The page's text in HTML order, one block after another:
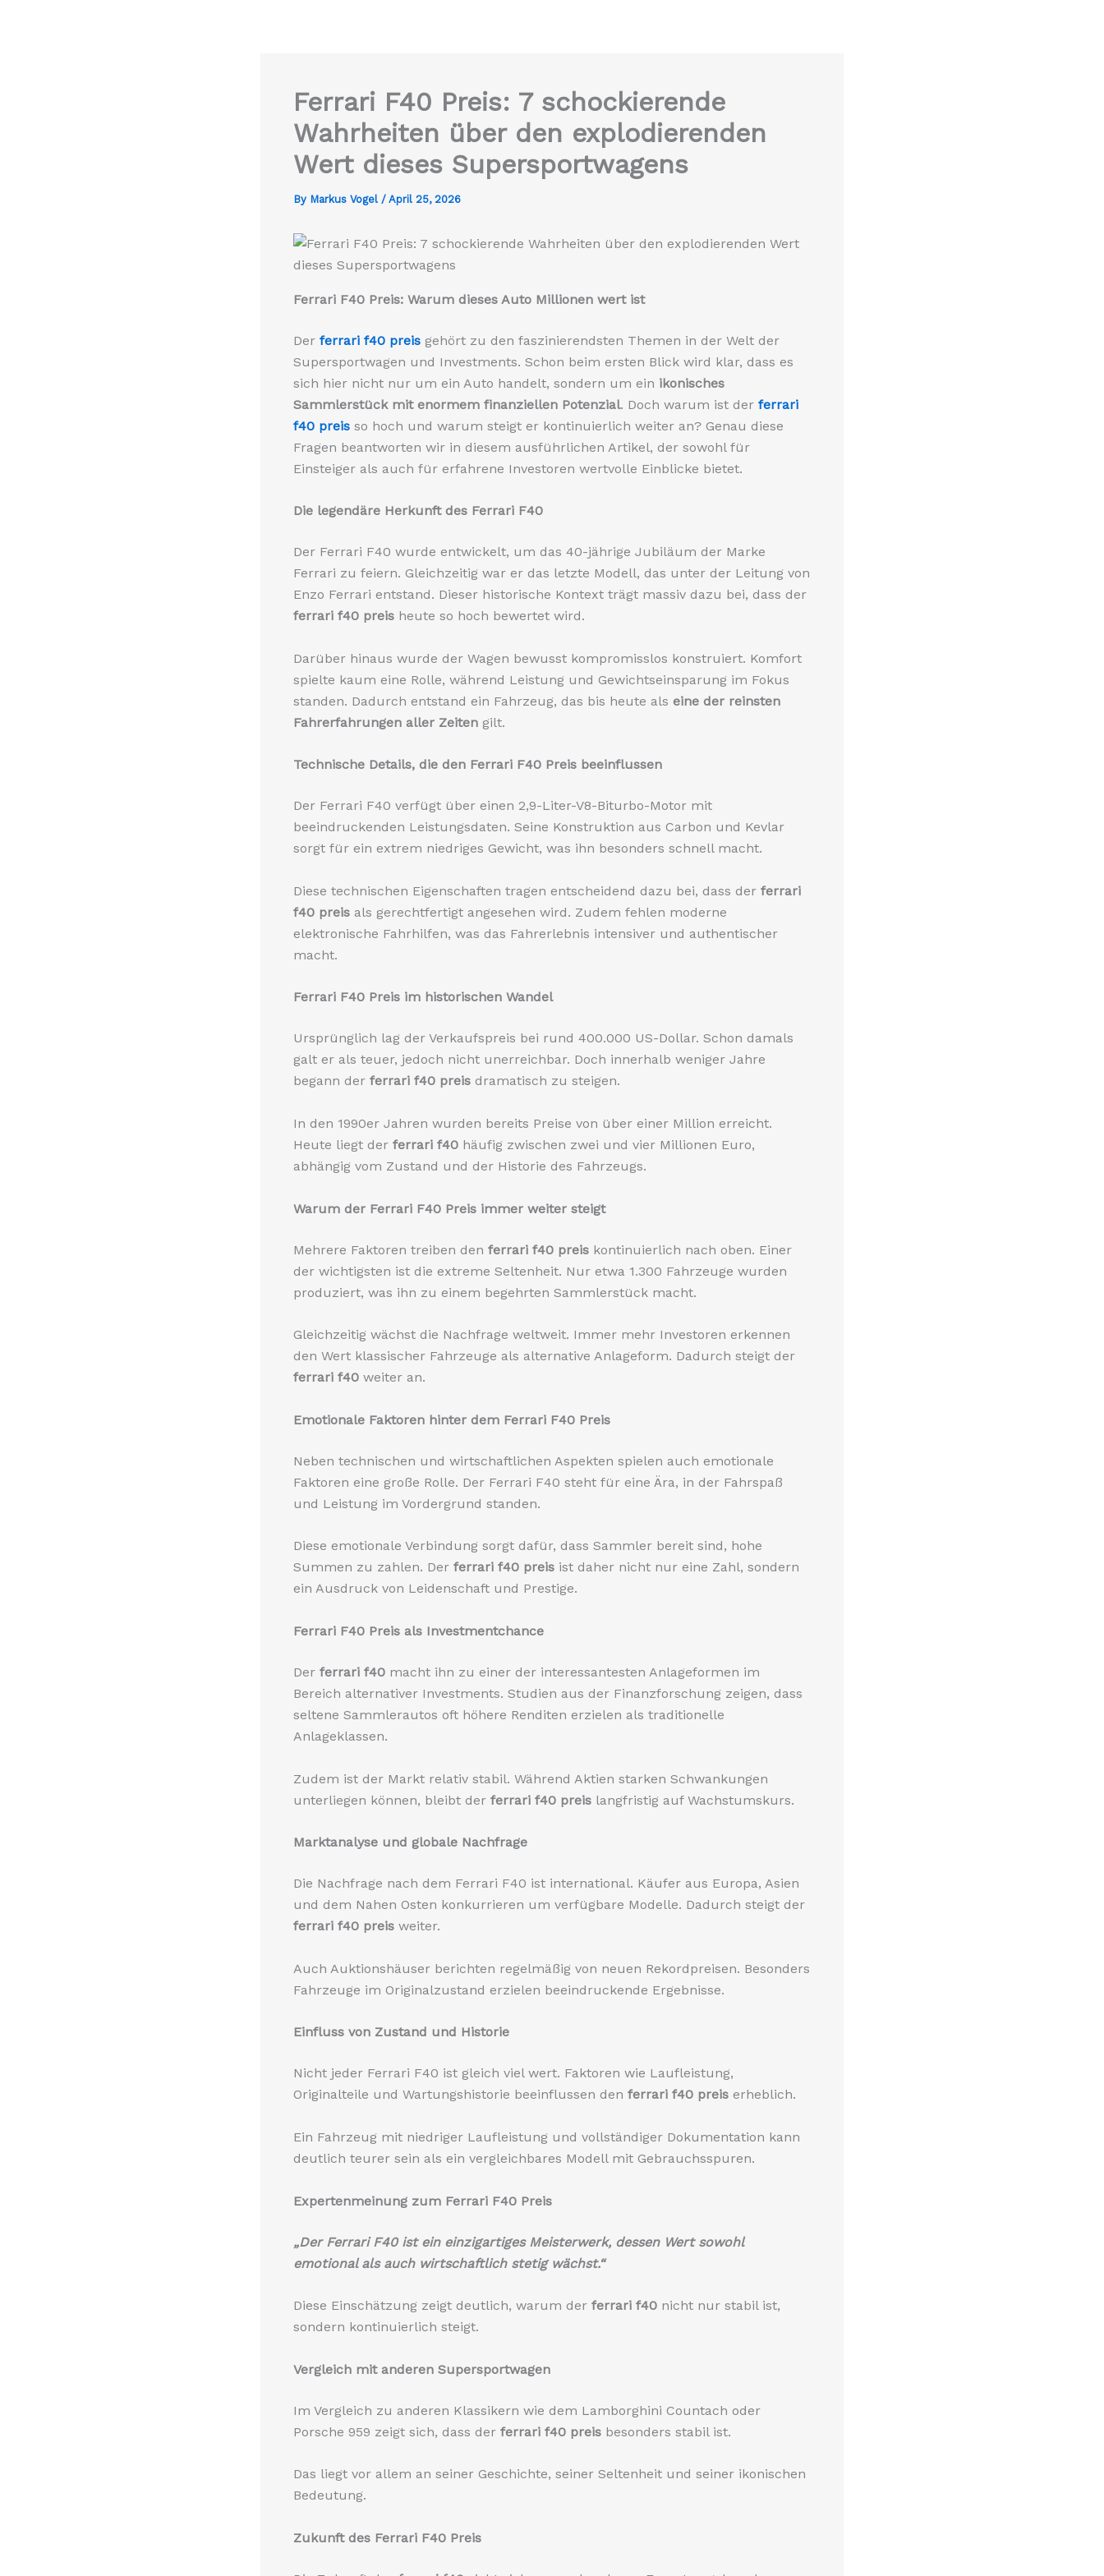
Ferrari F40 Preis: 7 schockierende
Wahrheiten über den explodierenden
Wert dieses Supersportwagens
By Markus Vogel / April 25, 2026
Ferrari F40 Preis: Warum dieses Auto Millionen wert ist
Der ferrari f40 preis gehört zu den faszinierendsten Themen in der Welt der
Supersportwagen und Investments. Schon beim ersten Blick wird klar, dass es
sich hier nicht nur um ein Auto handelt, sondern um ein ikonisches
Sammlerstück mit enormem finanziellen Potenzial. Doch warum ist der ferrari
f40 preis so hoch und warum steigt er kontinuierlich weiter an? Genau diese
Fragen beantworten wir in diesem ausführlichen Artikel, der sowohl für
Einsteiger als auch für erfahrene Investoren wertvolle Einblicke bietet.
Die legendäre Herkunft des Ferrari F40
Der Ferrari F40 wurde entwickelt, um das 40-jährige Jubiläum der Marke
Ferrari zu feiern. Gleichzeitig war er das letzte Modell, das unter der Leitung von
Enzo Ferrari entstand. Dieser historische Kontext trägt massiv dazu bei, dass der
ferrari f40 preis heute so hoch bewertet wird.
Darüber hinaus wurde der Wagen bewusst kompromisslos konstruiert. Komfort
spielte kaum eine Rolle, während Leistung und Gewichtseinsparung im Fokus
standen. Dadurch entstand ein Fahrzeug, das bis heute als eine der reinsten
Fahrerfahrungen aller Zeiten gilt.
Technische Details, die den Ferrari F40 Preis beeinflussen
Der Ferrari F40 verfügt über einen 2,9-Liter-V8-Biturbo-Motor mit
beeindruckenden Leistungsdaten. Seine Konstruktion aus Carbon und Kevlar
sorgt für ein extrem niedriges Gewicht, was ihn besonders schnell macht.
Diese technischen Eigenschaften tragen entscheidend dazu bei, dass der ferrari
f40 preis als gerechtfertigt angesehen wird. Zudem fehlen moderne
elektronische Fahrhilfen, was das Fahrerlebnis intensiver und authentischer
macht.
Ferrari F40 Preis im historischen Wandel
Ursprünglich lag der Verkaufspreis bei rund 400.000 US-Dollar. Schon damals
galt er als teuer, jedoch nicht unerreichbar. Doch innerhalb weniger Jahre
begann der ferrari f40 preis dramatisch zu steigen.
In den 1990er Jahren wurden bereits Preise von über einer Million erreicht.
Heute liegt der ferrari f40 häufig zwischen zwei und vier Millionen Euro,
abhängig vom Zustand und der Historie des Fahrzeugs.
Warum der Ferrari F40 Preis immer weiter steigt
Mehrere Faktoren treiben den ferrari f40 preis kontinuierlich nach oben. Einer
der wichtigsten ist die extreme Seltenheit. Nur etwa 1.300 Fahrzeuge wurden
produziert, was ihn zu einem begehrten Sammlerstück macht.
Gleichzeitig wächst die Nachfrage weltweit. Immer mehr Investoren erkennen
den Wert klassischer Fahrzeuge als alternative Anlageform. Dadurch steigt der
ferrari f40 weiter an.
Emotionale Faktoren hinter dem Ferrari F40 Preis
Neben technischen und wirtschaftlichen Aspekten spielen auch emotionale
Faktoren eine große Rolle. Der Ferrari F40 steht für eine Ära, in der Fahrspaß
und Leistung im Vordergrund standen.
Diese emotionale Verbindung sorgt dafür, dass Sammler bereit sind, hohe
Summen zu zahlen. Der ferrari f40 preis ist daher nicht nur eine Zahl, sondern
ein Ausdruck von Leidenschaft und Prestige.
Ferrari F40 Preis als Investmentchance
Der ferrari f40 macht ihn zu einer der interessantesten Anlageformen im
Bereich alternativer Investments. Studien aus der Finanzforschung zeigen, dass
seltene Sammlerautos oft höhere Renditen erzielen als traditionelle
Anlageklassen.
Zudem ist der Markt relativ stabil. Während Aktien starken Schwankungen
unterliegen können, bleibt der ferrari f40 preis langfristig auf Wachstumskurs.
Marktanalyse und globale Nachfrage
Die Nachfrage nach dem Ferrari F40 ist international. Käufer aus Europa, Asien
und dem Nahen Osten konkurrieren um verfügbare Modelle. Dadurch steigt der
ferrari f40 preis weiter.
Auch Auktionshäuser berichten regelmäßig von neuen Rekordpreisen. Besonders
Fahrzeuge im Originalzustand erzielen beeindruckende Ergebnisse.
Einfluss von Zustand und Historie
Nicht jeder Ferrari F40 ist gleich viel wert. Faktoren wie Laufleistung,
Originalteile und Wartungshistorie beeinflussen den ferrari f40 preis erheblich.
Ein Fahrzeug mit niedriger Laufleistung und vollständiger Dokumentation kann
deutlich teurer sein als ein vergleichbares Modell mit Gebrauchsspuren.
Expertenmeinung zum Ferrari F40 Preis
„Der Ferrari F40 ist ein einzigartiges Meisterwerk, dessen Wert sowohl
emotional als auch wirtschaftlich stetig wächst.“
Diese Einschätzung zeigt deutlich, warum der ferrari f40 nicht nur stabil ist,
sondern kontinuierlich steigt.
Vergleich mit anderen Supersportwagen
Im Vergleich zu anderen Klassikern wie dem Lamborghini Countach oder
Porsche 959 zeigt sich, dass der ferrari f40 preis besonders stabil ist.
Das liegt vor allem an seiner Geschichte, seiner Seltenheit und seiner ikonischen
Bedeutung.
Zukunft des Ferrari F40 Preis